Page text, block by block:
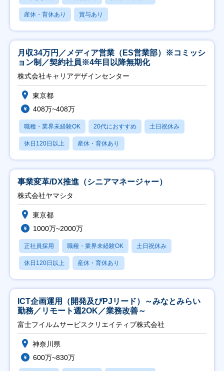
産休・育休あり 賞与あり
月収34万円／メディア営業（ES営業部）※コミッシ
ョン制／契約社員※4年目以降無期化
株式会社キャリアデザインセンター
東京都
408万~408万
職種・業界未経験OK 20代におすすめ 土日祝休み
休日120日以上 産休・育休あり
事業変革/DX推進（シニアマネージャー）
株式会社ヤマシタ
東京都
1000万~2000万
正社員採用 職種・業界未経験OK 土日祝休み
休日120日以上 産休・育休あり
ICT企画運用（開発及びPJリード）～みなとみらい
勤務／リモート週2OK／業務改善～
富士フイルムサービスクリエイティブ株式会社
神奈川県
600万~830万